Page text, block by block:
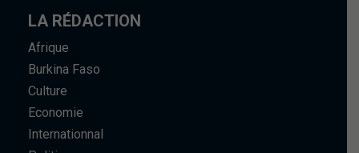
LA RÉDACTION
Afrique
Burkina Faso
Culture
Economie
Internationnal